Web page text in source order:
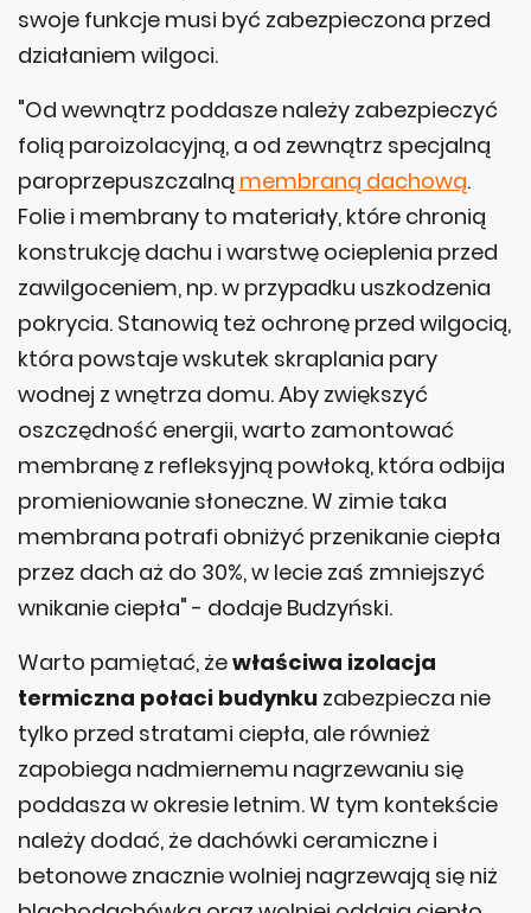
swoje funkcje musi być zabezpieczona przed
działaniem wilgoci.
"Od wewnątrz poddasze należy zabezpieczyć
folią paroizolacyjną, a od zewnątrz specjalną
paroprzepuszczalną membraną dachową.
Folie i membrany to materiały, które chronią
konstrukcję dachu i warstwę ocieplenia przed
zawilgoceniem, np. w przypadku uszkodzenia
pokrycia. Stanowią też ochronę przed wilgocią,
która powstaje wskutek skraplania pary
wodnej z wnętrza domu. Aby zwiększyć
oszczędność energii, warto zamontować
membranę z refleksyjną powłoką, która odbija
promieniowanie słoneczne. W zimie taka
membrana potrafi obniżyć przenikanie ciepła
przez dach aż do 30%, w lecie zaś zmniejszyć
wnikanie ciepła" - dodaje Budzyński.
Warto pamiętać, żewłaściwa izolacja
termiczna połaci budynku zabezpiecza nie
tylko przed stratami ciepła, ale również
zapobiega nadmiernemu nagrzewaniu się
poddasza w okresie letnim. W tym kontekście
należy dodać, że dachówki ceramiczne i
betonowe znacznie wolniej nagrzewają się niż